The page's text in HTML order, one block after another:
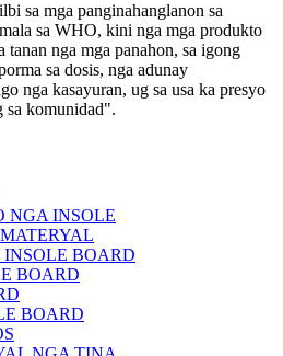
sa mga panginahanglanon sa
sa WHO, kini nga mga produkto
tanan nga mga panahon, sa igong
sa dosis, nga adunay
nga kasayuran, ug sa usa ka presyo
sa komunidad".
NGA INSOLE
BOARD
BOARD
BOARD